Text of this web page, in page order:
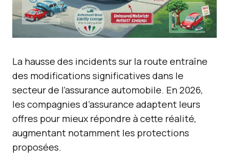
La hausse des incidents sur la route entraîne
des modifications significatives dans le
secteur de l’assurance automobile. En 2026,
les compagnies d’assurance adaptent leurs
offres pour mieux répondre à cette réalité,
augmentant notamment les protections
proposées.